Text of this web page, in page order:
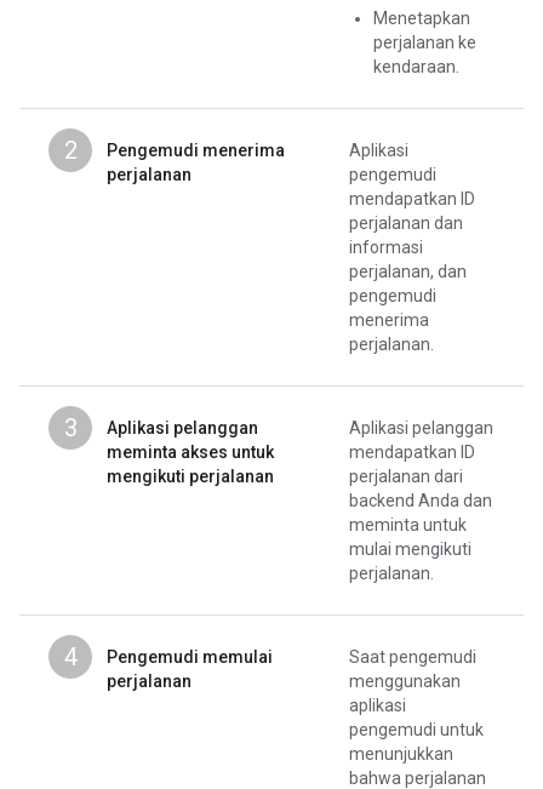
Menetapkan
perjalanan ke
kendaraan.
2
Pengemudi menerima
perjalanan
Aplikasi
pengemudi
mendapatkan ID
perjalanan dan
informasi
perjalanan, dan
pengemudi
menerima
perjalanan.
3
Aplikasi pelanggan
meminta akses untuk
mengikuti perjalanan
Aplikasi pelanggan
mendapatkan ID
perjalanan dari
backend Anda dan
meminta untuk
mulai mengikuti
perjalanan.
4
Pengemudi memulai
perjalanan
Saat pengemudi
menggunakan
aplikasi
pengemudi untuk
menunjukkan
bahwa perjalanan